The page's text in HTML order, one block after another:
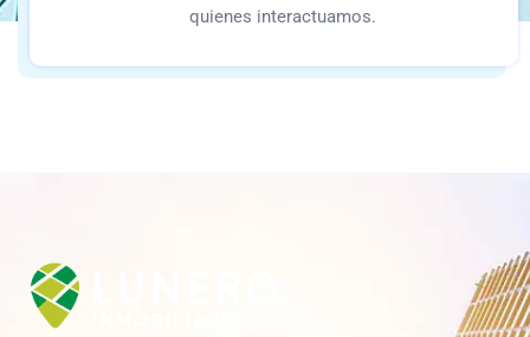
quienes interactuamos.